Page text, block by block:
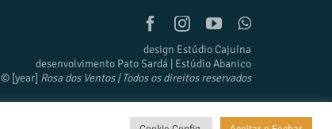
design Estúdio Cajuína
desenvolvimento Pato Sardá | Estúdio Abanico
© [year] Rosa dos Ventos | Todos os direitos reservados